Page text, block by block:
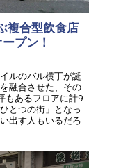
複合型飲食店
プン！
ルのバル横丁が誕
融合させた、その
もあるフロアに計9
とつの街」となっ
出す人もいるだろ